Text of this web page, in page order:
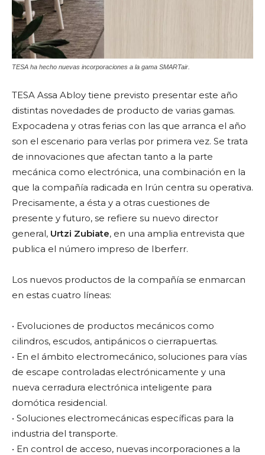
TESA ha hecho nuevas incorporaciones a la gama SMARTair.
TESA Assa Abloy tiene previsto presentar este año
distintas novedades de producto de varias gamas.
Expocadena y otras ferias con las que arranca el año
son el escenario para verlas por primera vez. Se trata
de innovaciones que afectan tanto a la parte
mecánica como electrónica, una combinación en la
que la compañía radicada en Irún centra su operativa.
Precisamente, a ésta y a otras cuestiones de
presente y futuro, se refiere su nuevo director
general, Urtzi Zubiate, en una amplia entrevista que
publica el número impreso de Iberferr.
Los nuevos productos de la compañía se enmarcan
en estas cuatro líneas:
• Evoluciones de productos mecánicos como
cilindros, escudos, antipánicos o cierrapuertas.
• En el ámbito electromecánico, soluciones para vías
de escape controladas electrónicamente y una
nueva cerradura electrónica inteligente para
domótica residencial.
• Soluciones electromecánicas específicas para la
industria del transporte.
• En control de acceso, nuevas incorporaciones a la